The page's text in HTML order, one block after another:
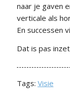
naar je gaven
verticale als
En successen
Dat is pas
Tags: Visie